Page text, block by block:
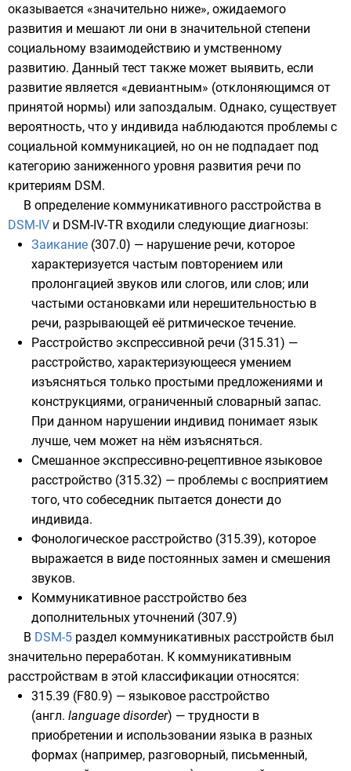
оказывается «значительно ниже», ожидаемого
развития и мешают ли они в значительной степени
социальному взаимодействию и умственному
развитию. Данный тест также может выявить, если
развитие является «девиантным» (отклоняющимся от
принятой нормы) или запоздалым. Однако, существует
вероятность, что у индивида наблюдаются проблемы с
социальной коммуникацией, но он не подпадает под
категорию заниженного уровня развития речи по
критериям DSM.
В определение коммуникативного расстройства в
DSM-IV и DSM-IV-TR входили следующие диагнозы:
Заикание (307.0) — нарушение речи, которое
характеризуется частым повторением или
пролонгацией звуков или слогов, или слов; или
частыми остановками или нерешительностью в
речи, разрывающей её ритмическое течение.
Расстройство экспрессивной речи (315.31) —
расстройство, характеризующееся умением
изъясняться только простыми предложениями и
конструкциями, ограниченный словарный запас.
При данном нарушении индивид понимает язык
лучше, чем может на нём изъясняться.
Смешанное экспрессивно-рецептивное языковое
расстройство (315.32) — проблемы с восприятием
того, что собеседник пытается донести до
индивида.
Фонологическое расстройство (315.39), которое
выражается в виде постоянных замен и смешения
звуков.
Коммуникативное расстройство без
дополнительных уточнений (307.9)
В DSM-5 раздел коммуникативных расстройств был
значительно переработан. К коммуникативным
расстройствам в этой классификации относятся:
315.39 (F80.9) — языковое расстройство
(англ. language disorder) — трудности в
приобретении и использовании языка в разных
формах (например, разговорный, письменный,